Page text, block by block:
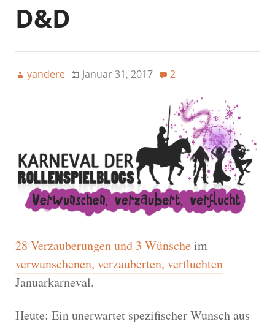
D&D
yandere Januar 31, 2017 2
28 Verzauberungen und 3 Wünscheim
verwunschenen, verzauberten, verfluchten
Januarkarneval.
Heute: Ein unerwartet spezifischer Wunsch aus